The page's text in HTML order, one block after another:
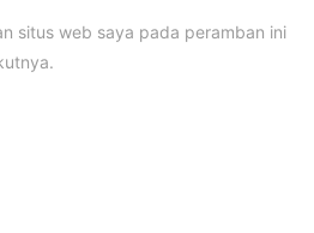
situs web saya pada peramban ini